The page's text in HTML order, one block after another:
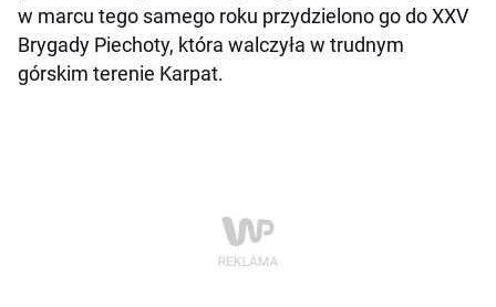
w marcu tego samego roku przydzielono go do XXV
Brygady Piechoty, która walczyła w trudnym
górskim terenie Karpat.